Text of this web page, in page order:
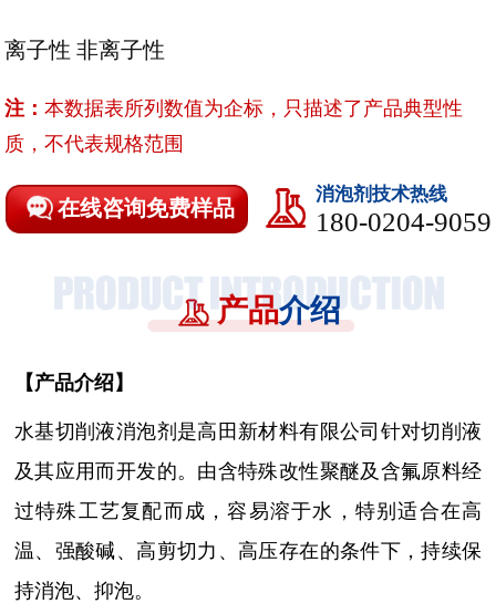
离子性 非离子性
注：本数据表所列数值为企标，只描述了产品典型性
质，不代表规格范围
在线咨询免费样品
消泡剂技术热线
180-0204-9059
产品介绍
【产品介绍】
水基切削液消泡剂是高田新材料有限公司针对切削液
及其应用而开发的。由含特殊改性聚醚及含氟原料经
过特殊工艺复配而成，容易溶于水，特别适合在高
温、强酸碱、高剪切力、高压存在的条件下，持续保
持消泡、抑泡。